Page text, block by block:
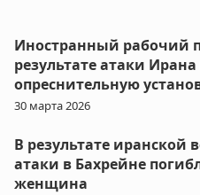
Иностранный рабочий
результате атаки Ирана
опреснительную
30 марта 2026
В результате иранской
атаки в Бахрейне
женщина